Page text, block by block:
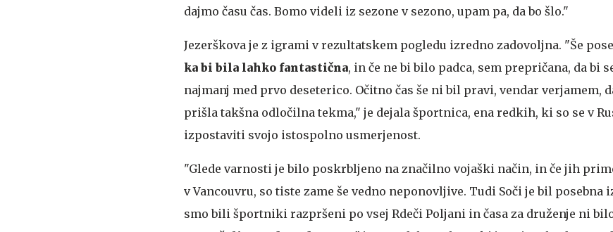
dajmo času čas. Bomo videli iz sezone v sezono, upam pa, da bo šlo."
Jezerškova je z igrami v rezultatskem pogledu izredno zadovoljna. "Še
ka bi bila lahko fantastična, in če ne bi bilo padca, sem prepričana, da bi
najmanj med prvo deseterico. Očitno čas še ni bil pravi, vendar verjamem,
prišla takšna odločilna tekma," je dejala športnica, ena redkih, ki so se v
izpostaviti svojo istospolno usmerjenost.
"Glede varnosti je bilo poskrbljeno na značilno vojaški način, in če jih
v Vancouvru, so tiste zame še vedno neponovljive. Tudi Soči je bil posebna
smo bili športniki razpršeni po vsej Rdeči Poljani in časa za druženje ni